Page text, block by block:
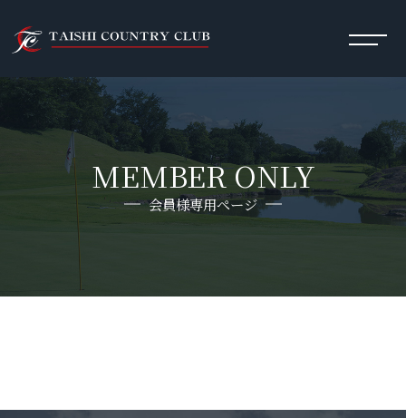
MEMBER ONLY
会員様専用ページ